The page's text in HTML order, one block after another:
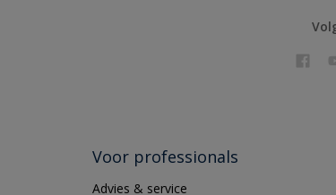
Voor professionals
Advies & service